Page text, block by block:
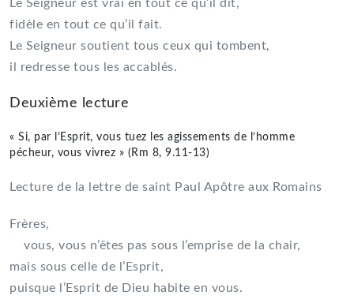
Le Seigneur est vrai en tout ce qu’il dit,
fidèle en tout ce qu’il fait.
Le Seigneur soutient tous ceux qui tombent,
il redresse tous les accablés.
Deuxième lecture
« Si, par l’Esprit, vous tuez les agissements de l’homme
pécheur, vous vivrez » (Rm 8, 9.11-13)
Lecture de la lettre de saint Paul Apôtre aux Romains
Frères,
vous, vous n’êtes pas sous l’emprise de la chair,
mais sous celle de l’Esprit,
puisque l’Esprit de Dieu habite en vous.